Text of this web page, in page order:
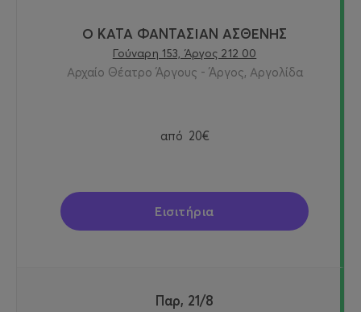
Ο ΚΑΤΑ ΦΑΝΤΑΣΙΑΝ ΑΣΘΕΝΗΣ
Γούναρη 153, Άργος 212 00
Αρχαίο Θέατρο Άργους - Άργος, Αργολίδα
από 20€
Εισιτήρια
Παρ, 21/8